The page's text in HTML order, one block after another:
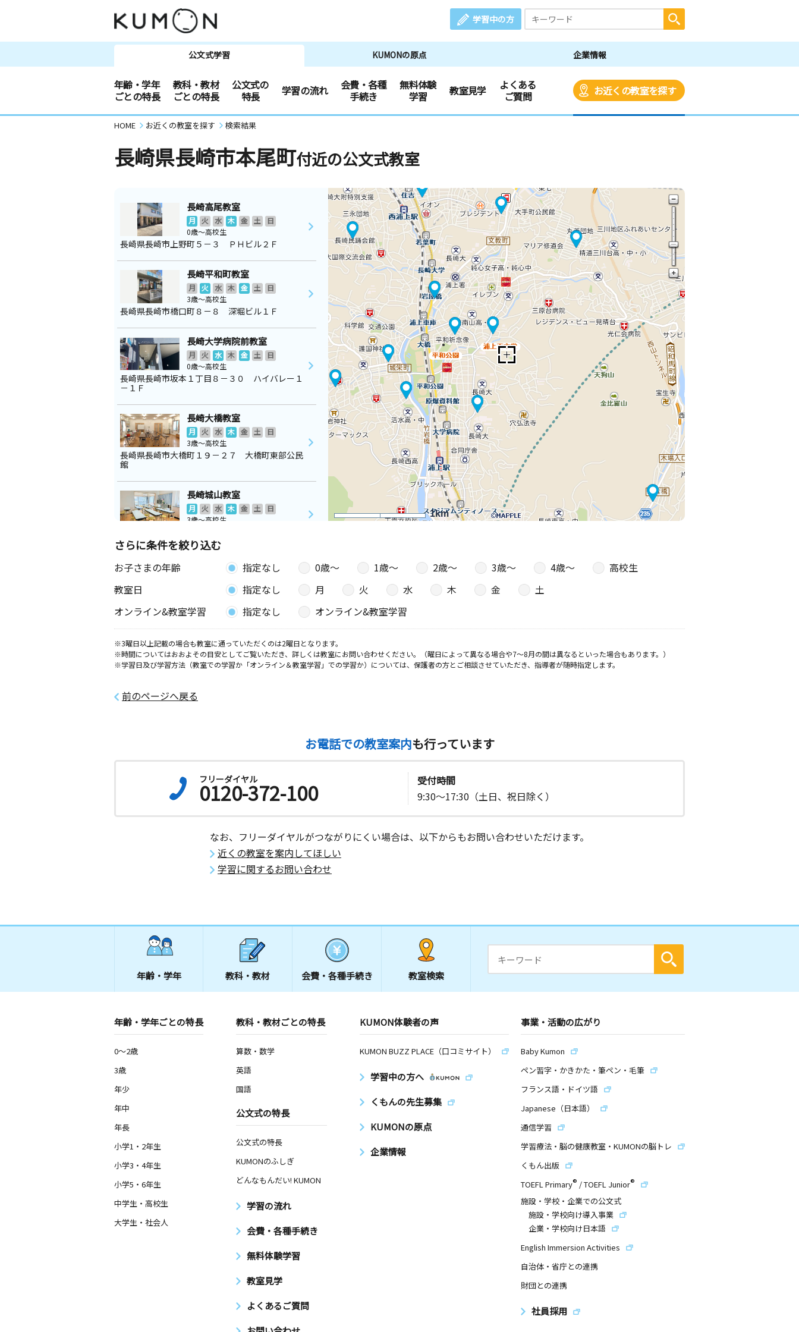
学習中の方
公文式学習 KUMONの原点 企業情報
年齢・学年
ごとの特長
教科・教材
ごとの特長
公文式の
特長
学習の流れ
会費・各種
手続き
無料体験
学習
教室見学
よくある
ご質問
お近くの教室を探す
HOME お近くの教室を探す 検索結果
長崎県長崎市本尾町付近の公文式教室
1km
長崎高尾教室
月 火 水 木 金 土
日
0歳～高校生
長崎県長崎市上野町５－３ ＰＨビル２Ｆ
長崎平和町教室
月 火 水 木 金 土
日
3歳～高校生
長崎県長崎市橋口町８－８ 深堀ビル１Ｆ
長崎大学病院前教室
月 火 水 木 金 土
日
0歳～高校生
長崎県長崎市坂本１丁目８－３０ ハイバレー１
－１Ｆ
長崎大橋教室
月 火 水 木 金 土
日
3歳～高校生
長崎県長崎市大橋町１９－２７ 大橋町東部公民
館
長崎城山教室
月 火 水 木 金 土
日
3歳～高校生
長崎三原教室
木 金 土 日
2歳～高校生
長崎県長崎市三原２丁目４－３９松尾アパート１
０２
長崎城栄町教室
月 火 水 木 金 土
日
2歳～高校生
長崎住吉教室
火 水 木 金 土 日
0歳～高校生
吉 ２０３
長崎花園教室
水 木 金 土
日
3歳～高校生
長崎清水町教室
金 土
長崎県長崎市白鳥町８番 西町校区集会所
長崎西片教室
0歳～高校生
長崎県長崎市西山２丁目９－５
さらに条件を絞り込む
お子さまの年齢 指定なし 0歳〜 1歳〜 2歳〜 3歳〜 4歳〜
高校生
教室日
指定なし 月 火 水 木 金
土
オンライン&教室学習
指定なし オンライン&教室学習
※3曜日以上記載の場合も教室に通っていただくのは2曜日となります。
※時間についてはおおよその目安としてご覧いただき、詳しくは教室にお問い合わせください。（曜日によって異なる場合や7～8月の間は異なるといった場合もあります。）
※学習日及び学習方法（教室での学習か「オンライン＆教室学習」での学習か）については、保護者の方とご相談させていただき、指導者が随時指定します。
前のページへ戻る
お電話での教室案内も行っています
フリーダイヤル
0120-372-100
受付時間
9:30～17:30（土日、祝日除く）
なお、フリーダイヤルがつながりにくい場合は、以下からもお問い合わせいただけます。
近くの教室を案内してほしい
学習に関するお問い合わせ
年齢・学年 教科・教材 会費・ 各種手続き 教室検索
年齢・学年ごとの特長
0～2歳
3歳
年少
年中
年長
小学1・2年生
小学3・4年生
小学5・6年生
中学生・高校生
大学生・社会人
教科・教材ごとの特長
算数・数学
英語
国語
公文式の特長
公文式の特長
KUMONのふしぎ
どんなもんだい! KUMON
学習の流れ
会費・各種手続き
無料体験学習
教室見学
よくあるご質問
KUMON体験者の声
KUMON BUZZ PLACE（口コミサイト）
学習中の方へ
くもんの先生募集
KUMONの原点
企業情報
事業・活動の広がり
Baby Kumon
ペン習字・かきかた・筆ペン・毛筆
フランス語・ドイツ語
Japanese（日本語）
通信学習
学習療法・脳の健康教室・KUMONの脳トレ
くもん出版
TOEFL Primary® /TOEFL Junior®
施設・学校・企業での公文式
施設・学校向け導入事業
企業・学校向け日本語
English Immersion Activities
自治体・省庁との連携
財団との連携
社員採用